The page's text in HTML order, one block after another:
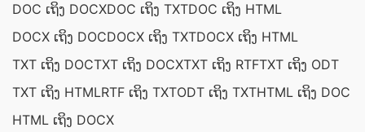
DOC ເຖິງ DOCXDOC ເຖິງ TXTDOC ເຖິງ HTML
DOCX ເຖິງ DOCDOCX ເຖິງ TXTDOCX ເຖິງ HTML
TXT ເຖິງ DOCTXT ເຖິງ DOCXTXT ເຖິງ RTFTXT ເຖິງ ODT
TXT ເຖິງ HTMLRTF ເຖິງ TXTODT ເຖິງ TXTHTML ເຖິງ DOC
HTML ເຖິງ DOCX